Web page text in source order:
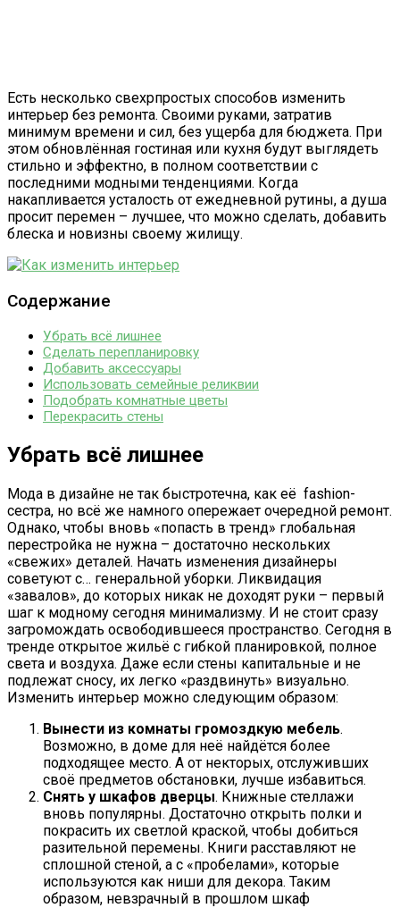
Есть несколько свехрпростых способов изменить
интерьер без ремонта. Своими руками, затратив
минимум времени и сил, без ущерба для бюджета. При
этом обновлённая гостиная или кухня будут выглядеть
стильно и эффектно, в полном соответствии с
последними модными тенденциями. Когда
накапливается усталость от ежедневной рутины, а душа
просит перемен – лучшее, что можно сделать, добавить
блеска и новизны своему жилищу.
Содержание
Убрать всё лишнее
Сделать перепланировку
Добавить аксессуары
Использовать семейные реликвии
Подобрать комнатные цветы
Перекрасить стены
Убрать всё лишнее
Мода в дизайне не так быстротечна, как её fashion-
сестра, но всё же намного опережает очередной ремонт.
Однако, чтобы вновь «попасть в тренд» глобальная
перестройка не нужна – достаточно нескольких
«свежих» деталей. Начать изменения дизайнеры
советуют с… генеральной уборки. Ликвидация
«завалов», до которых никак не доходят руки – первый
шаг к модному сегодня минимализму. И не стоит сразу
загромождать освободившееся пространство. Сегодня в
тренде открытое жильё с гибкой планировкой, полное
света и воздуха. Даже если стены капитальные и не
подлежат сносу, их легко «раздвинуть» визуально.
Изменить интерьер можно следующим образом:
Вынести из комнаты громоздкую мебель.
Возможно, в доме для неё найдётся более
подходящее место. А от некторых, отслуживших
своё предметов обстановки, лучше избавиться.
Снять у шкафов дверцы. Книжные стеллажи
вновь популярны. Достаточно открыть полки и
покрасить их светлой краской, чтобы добиться
разительной перемены. Книги расставляют не
сплошной стеной, а с «пробелами», которые
используются как ниши для декора. Таким
образом, невзрачный в прошлом шкаф